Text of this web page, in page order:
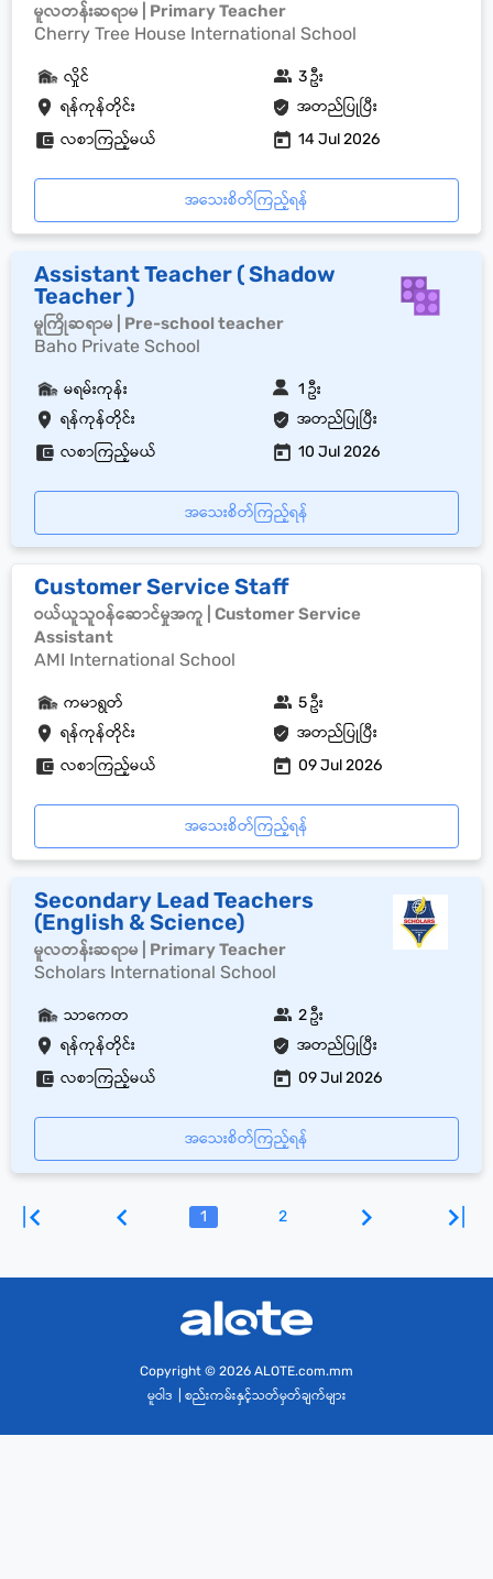
မူလတန်းဆရာမ | Primary Teacher
Cherry Tree House International School
ရန်ကုန်တိုင်း အတည်ပြုပြီး
လှိုင် 3 ဦး
လစာကြည့်မယ် 14 Jul 2026
အသေးစိတ်ကြည့်ရန်
Assistant Teacher ( Shadow
Teacher )
မူကြိုဆရာမ | Pre-school teacher
Baho Private School
ရန်ကုန်တိုင်း အတည်ပြုပြီး
မရမ်းကုန်း 1 ဦး
လစာကြည့်မယ် 10 Jul 2026
အသေးစိတ်ကြည့်ရန်
Customer Service Staff
ဝယ်ယူသူဝန်ဆောင်မှုအကူ | Customer Service
Assistant
AMI International School
ရန်ကုန်တိုင်း အတည်ပြုပြီး
ကမာရွတ် 5 ဦး
လစာကြည့်မယ် 09 Jul 2026
အသေးစိတ်ကြည့်ရန်
Secondary Lead Teachers
(English & Science)
မူလတန်းဆရာမ | Primary Teacher
Scholars International School
ရန်ကုန်တိုင်း အတည်ပြုပြီး
သာကေတ 2 ဦး
လစာကြည့်မယ် 09 Jul 2026
အသေးစိတ်ကြည့်ရန်
1 2
Copyright © 2026 ALOTE.com.mm
မူဝါဒ
စည်းကမ်းနှင့်သတ်မှတ်ချက်များ